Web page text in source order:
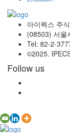
아이펙스 주
(08503) 서울
Tel: 82-2-
©2025.
Follow us